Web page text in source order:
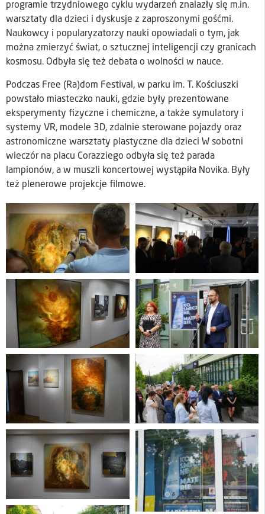
programie trzydniowego cyklu wydarzeń znalazły się m.in.
warsztaty dla dzieci i dyskusje z zaproszonymi gośćmi.
Naukowcy i popularyzatorzy nauki opowiadali o tym, jak
można zmierzyć świat, o sztucznej inteligencji czy granicach
kosmosu. Odbyła się też debata o wolności w nauce.
Podczas Free (Ra)dom Festival, w parku im. T. Kościuszki
powstało miasteczko nauki, gdzie były prezentowane
eksperymenty fizyczne i chemiczne, a także symulatory i
systemy VR, modele 3D, zdalnie sterowane pojazdy oraz
astronomiczne warsztaty plastyczne dla dzieci W sobotni
wieczór na placu Corazziego odbyła się też parada
lampionów, a w muszli koncertowej wystąpiła Novika. Były
też plenerowe projekcje filmowe.